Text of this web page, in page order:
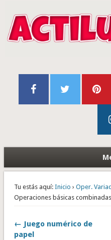
Tu estás aquí: Inicio › Oper.
Operaciones básicas
← Juego numérico de
papel